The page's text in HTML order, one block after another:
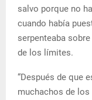
salvo porque no
cuando había
serpenteaba
de los límites.
“Después de que
muchachos de